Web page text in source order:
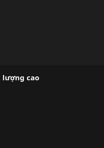
lượng cao